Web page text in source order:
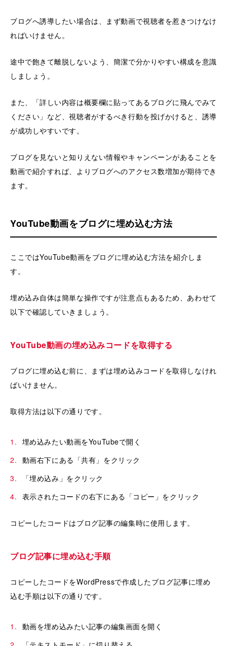
ブログへ誘導したい場合は、まず動画で視聴者を惹きつけなけ
ればいけません。
途中で飽きて離脱しないよう、簡潔で分かりやすい構成を意識
しましょう。
また、「詳しい内容は概要欄に貼ってあるブログに飛んでみて
ください」など、視聴者がするべき行動を投げかけると、誘導
が成功しやすいです。
ブログを見ないと知りえない情報やキャンペーンがあることを
動画で紹介すれば、よりブログへのアクセス数増加が期待でき
ます。
YouTube動画をブログに埋め込む方法
ここではYouTube動画をブログに埋め込む方法を紹介しま
す。
埋め込み自体は簡単な操作ですが注意点もあるため、あわせて
以下で確認していきましょう。
YouTube動画の埋め込みコードを取得する
ブログに埋め込む前に、まずは埋め込みコードを取得しなけれ
ばいけません。
取得方法は以下の通りです。
埋め込みたい動画をYouTubeで開く
動画右下にある「共有」をクリック
「埋め込み」をクリック
表示されたコードの右下にある「コピー」をクリック
コピーしたコードはブログ記事の編集時に使用します。
ブログ記事に埋め込む手順
コピーしたコードをWordPressで作成したブログ記事に埋め
込む手順は以下の通りです。
動画を埋め込みたい記事の編集画面を開く